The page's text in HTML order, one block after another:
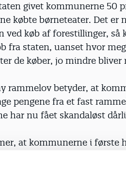
givet kommunerne 50
købte børneteater. Det
ved køb af forestillinger, så
fra staten, uanset hvor
de køber, jo mindre
rammelov betyder, at
pengene fra et fast
har nu fået skandaløst
at kommunerne i første